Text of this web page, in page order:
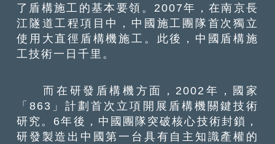
了盾構施工的基本要領。2007年，在南京長
江隧道工程項目中，中國施工團隊首次獨立
使用大直徑盾構機施工。此後，中國盾構施
工技術一日千里。
而在研發盾構機方面，2002年，國家
「863」計劃首次立項開展盾構機關鍵技術
研究。6年後，中國團隊突破核心技術封鎖，
研發製造出中國第一台具有自主知識產權的